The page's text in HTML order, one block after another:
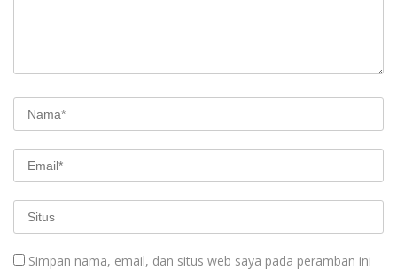
Simpan nama, email, dan situs web saya pada peramban ini